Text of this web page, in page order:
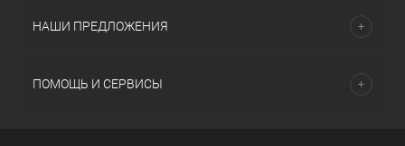
НАШИ ПРЕДЛОЖЕНИЯ
ПОМОЩЬ И СЕРВИСЫ